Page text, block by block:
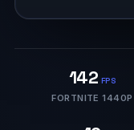
142 FPS
FORTNITE 1440P